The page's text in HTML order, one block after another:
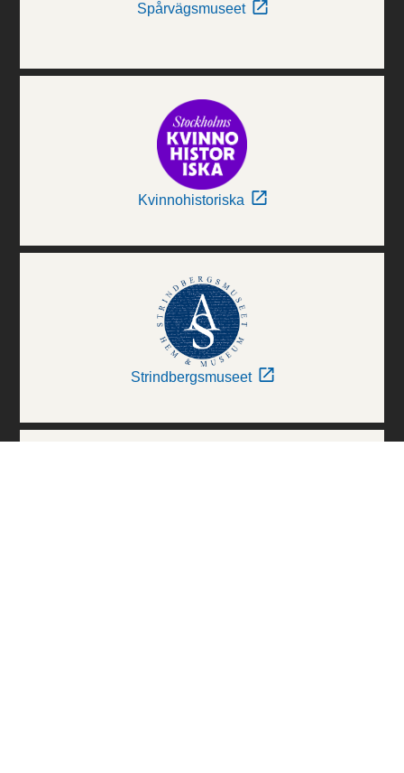
Spårvägsmuseet
Kvinnohistoriska
Strindbergsmuseet